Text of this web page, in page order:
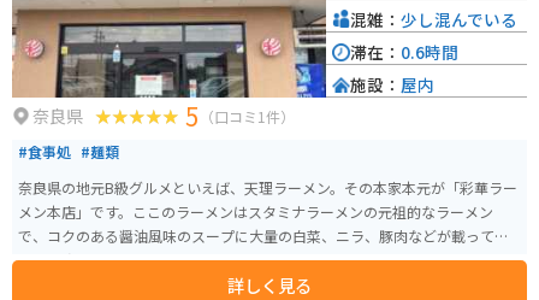
奈良県 5 （口コミ1件）
#食事処 #麺類
奈良県の地元B級グルメといえば、天理ラーメン。その本家本元が「彩華ラー
メン本店」です。ここのラーメンはスタミナラーメンの元祖的なラーメン
で、コクのある醤油風味のスープに大量の白菜、ニラ、豚肉などが載ってお
り、一度食べるとまた食べたくなるくせになる味わいです。テーブルにはラ
ージャン、ニンニクが常備されており、お好みに合わせて味を調整出来ます。
詳しく見る
混雑： 少し混んでいる
滞在： 0.6時間
施設： 屋内